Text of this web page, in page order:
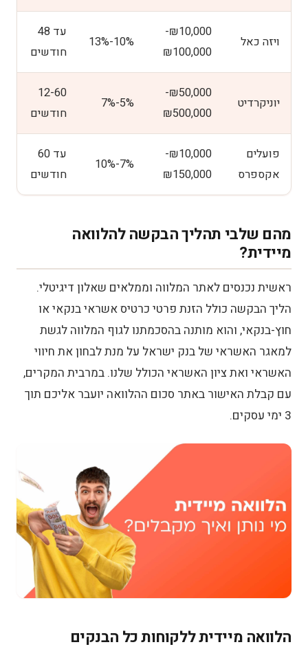
ויזה כאל
₪10,000-
₪100,000
10%-13%
עד 48
חודשים
יוניקרדיט
₪50,000-
₪500,000
5%-7%
12-60
חודשים
פועלים
אקספרס
₪10,000-
₪150,000
7%-10%
עד 60
חודשים
מהם שלבי תהליך הבקשה להלוואה
מיידית?
ראשית נכנסים לאתר המלווה וממלאים שאלון דיגיטלי.
הליך הבקשה כולל הזנת פרטי כרטיס אשראי בנקאי או
חוץ-בנקאי, והוא מותנה בהסכמתנו לגוף המלווה לגשת
למאגר האשראי של בנק ישראל על מנת לבחון את חיווי
האשראי ואת ציון האשראי הכולל שלנו. במרבית המקרים,
עם קבלת האישור באתר סכום ההלוואה יועבר אליכם תוך
3 ימי עסקים.
הלוואה מיידית ללקוחות כל הבנקים